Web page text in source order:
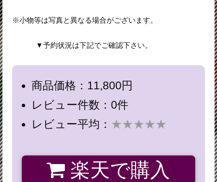
※小物等は写真と異なる場合がございます。
▼予約状況は下記でご確認下さい。
商品価格：11,800円
レビュー件数：0件
レビュー平均： ★★★★★
楽天で購入